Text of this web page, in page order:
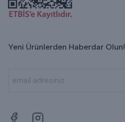
Yeni Ürünlerden Haberdar Olun!